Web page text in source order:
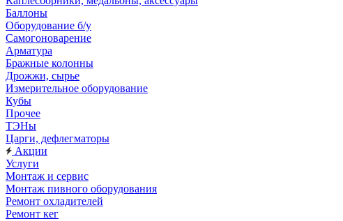
Баллоны
Оборудование б/у
Самогоноварение
Арматура
Бражные колонны
Дрожжи, сырье
Измерительное оборудование
Кубы
Прочее
ТЭНы
Царги, дефлегматоры
Акции
Услуги
Монтаж и сервис
Монтаж пивного оборудования
Ремонт охладителей
Ремонт кег